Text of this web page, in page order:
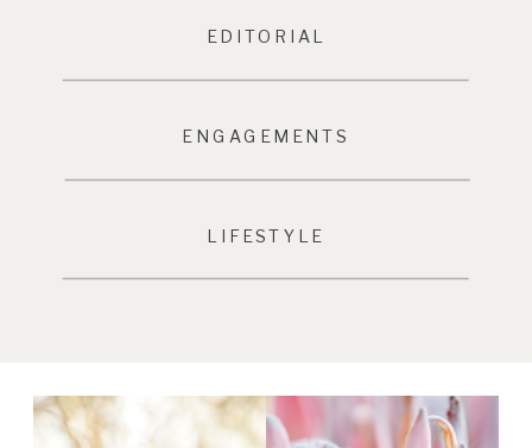
EDITORIAL
ENGAGEMENTS
LIFESTYLE